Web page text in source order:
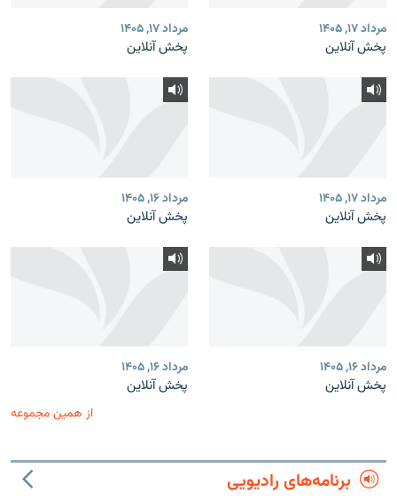
مرداد ۱۷, ۱۴۰۵
پخش آنلاین
مرداد ۱۷, ۱۴۰۵
پخش آنلاین
مرداد ۱۷, ۱۴۰۵
پخش آنلاین
مرداد ۱۶, ۱۴۰۵
پخش آنلاین
مرداد ۱۶, ۱۴۰۵
پخش آنلاین
مرداد ۱۶, ۱۴۰۵
پخش آنلاین
از همین مجموعه
برنامه‌های رادیویی